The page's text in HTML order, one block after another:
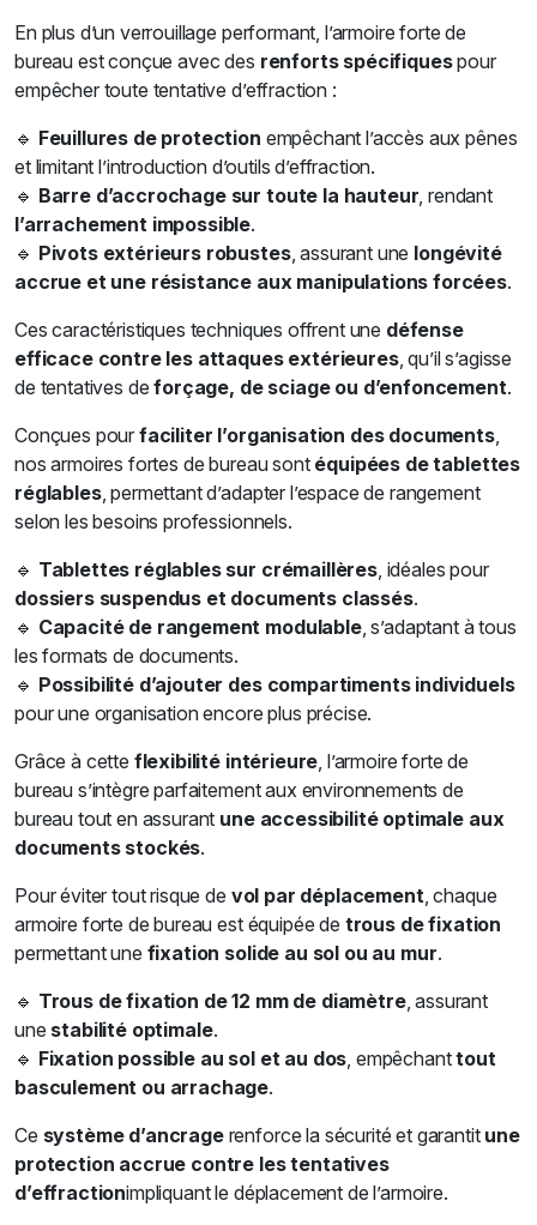
En plus d’un verrouillage performant, l’armoire forte de
bureau est conçue avec des renforts spécifiquespour
empêcher toute tentative d’effraction :
🔹 Feuillures de protection empêchant l’accès aux pênes
et limitant l’introduction d’outils d’effraction.
🔹 Barre d’accrochage sur toute la hauteur , rendant
l’arrachement impossible.
🔹 Pivots extérieurs robustes, assurant une longévité
accrue et une résistance aux manipulations forcées.
Ces caractéristiques techniques offrent une défense
efficace contre les attaques extérieures, qu’il s’agisse
de tentatives deforçage, de sciage ou d’enfoncement.
Conçues pour faciliter l’organisation des documents,
nos armoires fortes de bureau sont équipées de tablettes
réglables, permettant d’adapter l’espace de rangement
selon les besoins professionnels.
🔹 Tablettes réglables sur crémaillères, idéales pour
dossiers suspendus et documents classés.
🔹 Capacité de rangement modulable, s’adaptant à tous
les formats de documents.
🔹 Possibilité d’ajouter des compartiments individuels
pour une organisation encore plus précise.
Grâce à cette flexibilité intérieure , l’armoire forte de
bureau s’intègre parfaitement aux environnements de
bureau tout en assurant une accessibilité optimale aux
documents stockés.
Pour éviter tout risque de vol par déplacement , chaque
armoire forte de bureau est équipée de trous de fixation
permettant une fixation solide au sol ou au mur.
🔹 Trous de fixation de 12 mm de diamètre, assurant
une stabilité optimale.
🔹 Fixation possible au sol et au dos , empêchanttout
basculement ou arrachage.
Ce système d’ancragerenforce la sécurité et garantit une
protection accrue contre les tentatives
d’effractionimpliquant le déplacement de l’armoire.